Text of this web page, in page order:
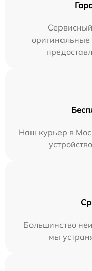
оригинальные
Наш курьер в
Большинство
мы